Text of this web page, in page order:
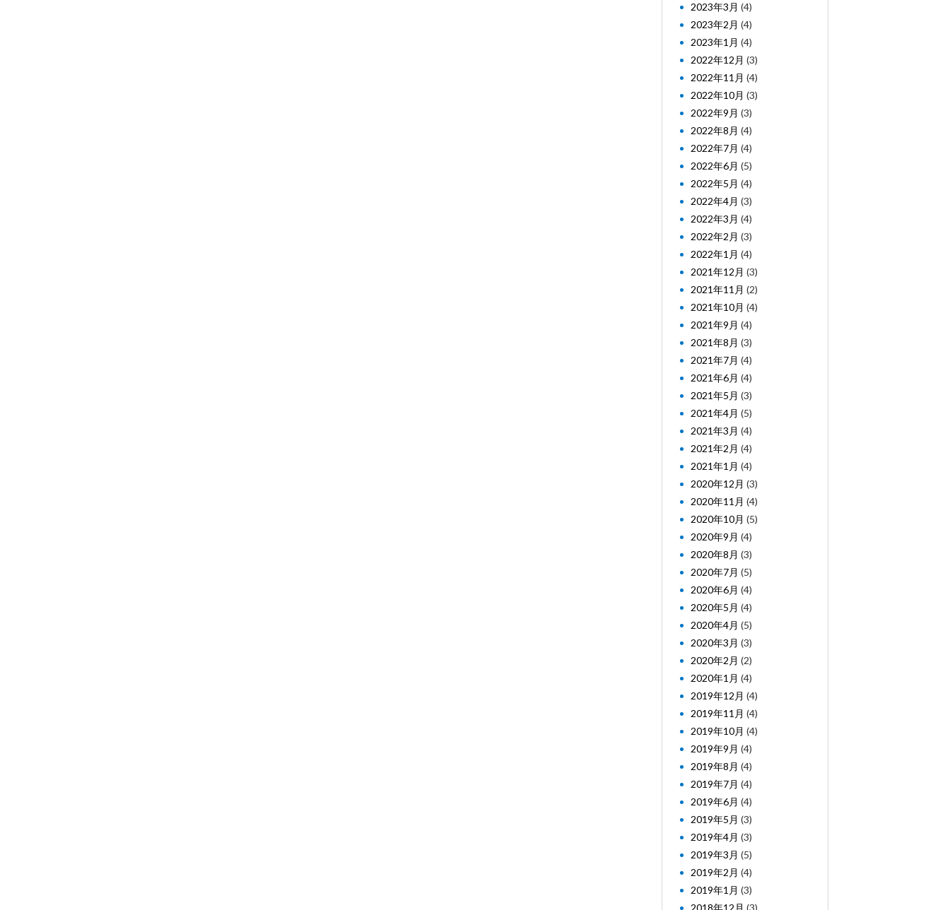
2023年3月 (4)
2023年2月 (4)
2023年1月 (4)
2022年12月 (3)
2022年11月 (4)
2022年10月 (3)
2022年9月 (3)
2022年8月 (4)
2022年7月 (4)
2022年6月 (5)
2022年5月 (4)
2022年4月 (3)
2022年3月 (4)
2022年2月 (3)
2022年1月 (4)
2021年12月 (3)
2021年11月 (2)
2021年10月 (4)
2021年9月 (4)
2021年8月 (3)
2021年7月 (4)
2021年6月 (4)
2021年5月 (3)
2021年4月 (5)
2021年3月 (4)
2021年2月 (4)
2021年1月 (4)
2020年12月 (3)
2020年11月 (4)
2020年10月 (5)
2020年9月 (4)
2020年8月 (3)
2020年7月 (5)
2020年6月 (4)
2020年5月 (4)
2020年4月 (5)
2020年3月 (3)
2020年2月 (2)
2020年1月 (4)
2019年12月 (4)
2019年11月 (4)
2019年10月 (4)
2019年9月 (4)
2019年8月 (4)
2019年7月 (4)
2019年6月 (4)
2019年5月 (3)
2019年4月 (3)
2019年3月 (5)
2019年2月 (4)
2019年1月 (3)
2018年12月 (3)